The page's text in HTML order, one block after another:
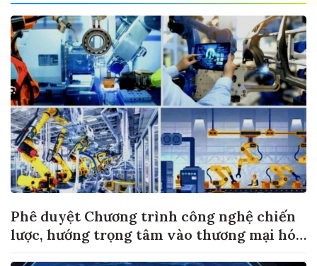
Phê duyệt Chương trình công nghệ chiến
lược, hướng trọng tâm vào thương mại hóa